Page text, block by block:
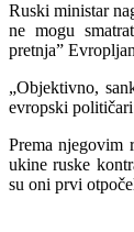
Ruski ministar
ne mogu
pretnja”
„Objektivno,
evropski
Prema njegovim
ukine ruske
su oni prvi